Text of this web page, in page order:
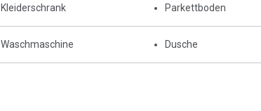
Kleiderschrank Parkettboden
Waschmaschine Dusche